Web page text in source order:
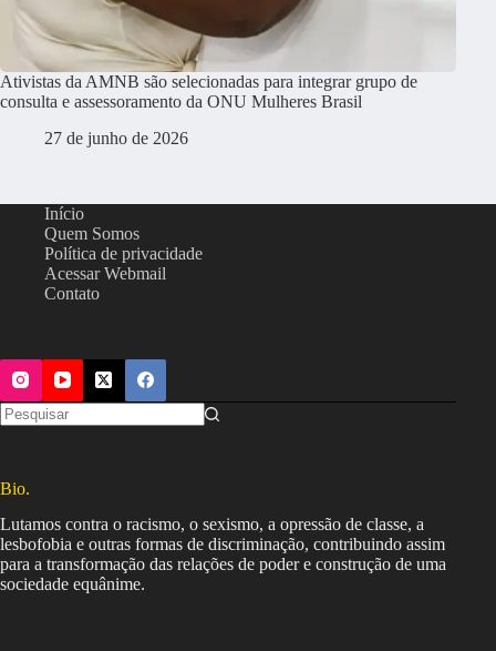
Ativistas da AMNB são selecionadas para integrar grupo de
consulta e assessoramento da ONU Mulheres Brasil
27 de junho de 2026
Início
Quem Somos
Política de privacidade
Acessar Webmail
Contato
Bio.
Lutamos contra o racismo, o sexismo, a opressão de classe, a
lesbofobia e outras formas de discriminação, contribuindo assim
para a transformação das relações de poder e construção de uma
sociedade equânime.